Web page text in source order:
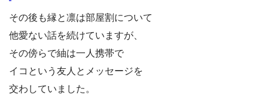
その後も縁と凛は部屋割について
他愛ない話を続けていますが、
その傍らで紬は一人携帯で
イコという友人とメッセージを
交わしていました。